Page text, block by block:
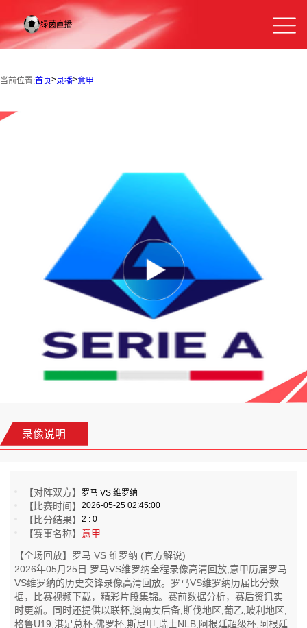
当前位置:首页>录播>意甲
录像说明
【对阵双方】 罗马 VS 维罗纳
【比赛时间】2026-05-25 02:45:00
【比分结果】2 : 0
【赛事名称】 意甲
【全场回放】罗马 VS 维罗纳 (官方解说)
2026年05月25日 罗马VS维罗纳全程录像高清回放,意甲历届罗马
VS维罗纳的历史交锋录像高清回放。罗马VS维罗纳历届比分数
据，比赛视频下载，精彩片段集锦。赛前数据分析，赛后资讯实
时更新。同时还提供以联杯,澳南女后备,斯伐地区,葡乙,玻利地区,
格鲁U19,港足总杯,佛罗杯,斯尼甲,瑞士NLB,阿根廷超级杯,阿根廷